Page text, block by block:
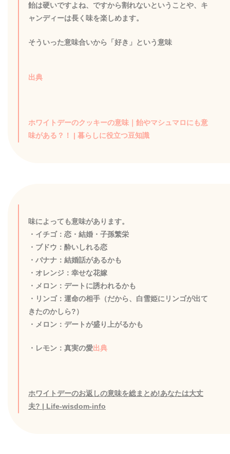
飴は硬いですよね、ですから割れないということや、キ
ャンディーは長く味を楽しめます。
そういった意味合いから「好き」という意味
出典
ホワイトデーのクッキーの意味｜飴やマシュマロにも意
味がある？！ | 暮らしに役立つ豆知識
味によっても意味があります。
・イチゴ：恋・結婚・子孫繁栄
・ブドウ：酔いしれる恋
・バナナ：結婚話があるかも
・オレンジ：幸せな花嫁
・メロン：デートに誘われるかも
・リンゴ：運命の相手（だから、白雪姫にリンゴが出て
きたのかしら?）
・メロン：デートが盛り上がるかも
・レモン：真実の愛出典
ホワイトデーのお返しの意味を総まとめ!あなたは大丈
夫? | Life-wisdom-info